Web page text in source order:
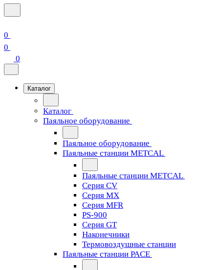
0
0
0
Каталог
Каталог
Паяльное оборудование
Паяльное оборудование
Паяльные станции METCAL
Паяльные станции METCAL
Серия CV
Серия MX
Серия MFR
PS-900
Серия GT
Наконечники
Термовоздушные станции
Паяльные станции PACE